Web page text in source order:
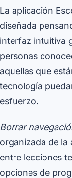
La aplicación
diseñada
interfaz intuitiva
personas
aquellas que
tecnología
esfuerzo.
Borrar
organizada de la
entre lecciones
opciones de